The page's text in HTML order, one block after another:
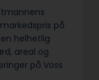
på
helhetlig
areal og
på Voss